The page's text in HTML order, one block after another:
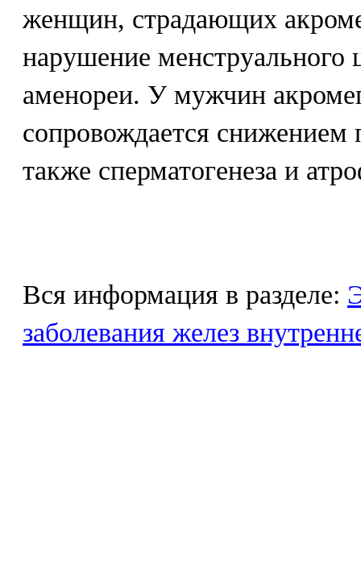
женщин, страдающих
нарушение менструального
аменореи. У мужчин
сопровождается снижением
также сперматогенеза и
Вся информация в разделе:
заболевания желез